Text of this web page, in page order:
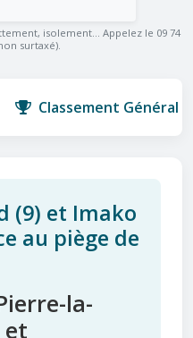
isolement... Appelez le 09 74
surtaxé).
Classement Général
(9) et Imako
au piège de
la-
et